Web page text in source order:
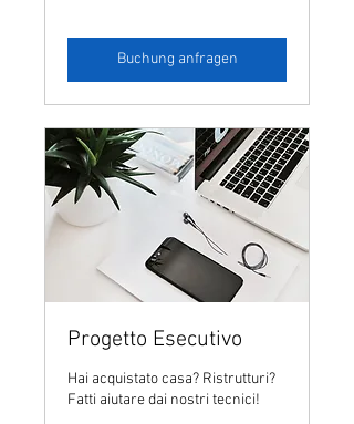
Buchung anfragen
Progetto Esecutivo
Hai acquistato casa? Ristrutturi?
Fatti aiutare dai nostri tecnici!